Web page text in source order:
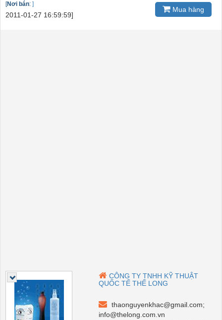
[Nơi bán: ]
2011-01-27 16:59:59]
Mua hàng
CÔNG TY TNHH KỸ THUẬT
QUỐC TẾ THẾ LONG
thaonguyenkhac@gmail.com;
info@thelong.com.vn